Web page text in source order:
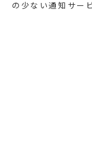
の少ない通知サー